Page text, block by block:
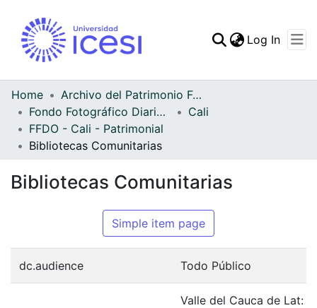
Statistics
Log In
Home
Archivo del Patrimonio Fotográfico y Fílmico del Valle del Cauca
Fondo Fotográfico Diario Occidente
Cali
FFDO - Cali - Patrimonial
Bibliotecas Comunitarias
Bibliotecas Comunitarias
Simple item page
dc.audience Todo Público
Valle del Cauca de Lat: